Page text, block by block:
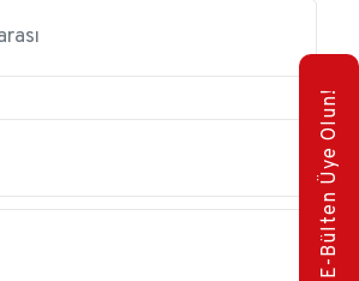
E-Bülten Üye Olun!